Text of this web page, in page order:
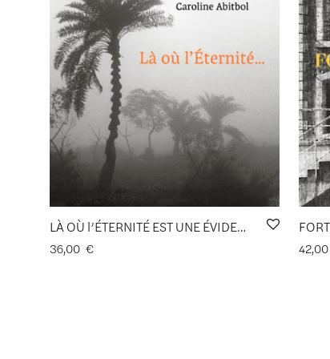
LÀ OÙ l’ÉTERNITÉ EST UNE ÉVIDENCE… de Caroline Abitbol
36,00 € 42,00